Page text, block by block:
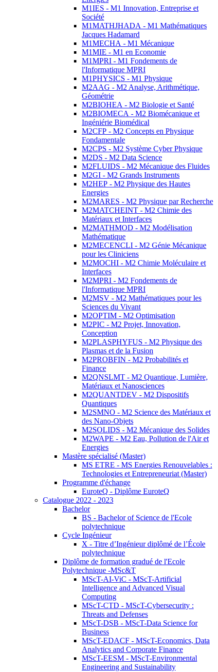
M1IES - M1 Innovation, Entreprise et
Société
M1MATHJHADA - M1 Mathématiques
Jacques Hadamard
M1MECHA - M1 Mécanique
M1MIE - M1 en Economie
M1MPRI - M1 Fondements de
l'Informatique MPRI
M1PHYSICS - M1 Physique
M2AAG - M2 Analyse, Arithmétique,
Géométrie
M2BIOHEA - M2 Biologie et Santé
M2BIOMECA - M2 Biomécanique et
Ingéniérie Biomédical
M2CFP - M2 Concepts en Physique
Fondamentale
M2CPS - M2 Système Cyber Physique
M2DS - M2 Data Science
M2FLUIDS - M2 Mécanique des Fluides
M2GI - M2 Grands Instruments
M2HEP - M2 Physique des Hautes
Energies
M2MARES - M2 Physique par Recherche
M2MATCHEINT - M2 Chimie des
Matériaux et Interfaces
M2MATHMOD - M2 Modélisation
Mathématique
M2MECENCLI - M2 Génie Mécanique
pour les Cliniciens
M2MOCHI - M2 Chimie Moléculaire et
Interfaces
M2MPRI - M2 Fondements de
l'Informatique MPRI
M2MSV - M2 Mathématiques pour les
Sciences du Vivant
M2OPTIM - M2 Optimisation
M2PIC - M2 Projet, Innovation,
Conception
M2PLASPHYFUS - M2 Physique des
Plasmas et de la Fusion
M2PROBFIN - M2 Probabilités et
Finance
M2QNSLMT - M2 Quantique, Lumière,
Matériaux et Nanosciences
M2QUANTDEV - M2 Dispositifs
Quantiques
M2SMNO - M2 Science des Matériaux et
des Nano-Objets
M2SOLIDS - M2 Mécanique des Solides
M2WAPE - M2 Eau, Pollution de l'Air et
Energies
Mastère spécialisé (Master)
MS ETRE - MS Energies Renouvelables :
Technologies et Entrepreneuriat (Master)
Programme d'échange
EuroteQ - Diplôme EuroteQ
Catalogue 2022 - 2023
Bachelor
BS - Bachelor of Science de l'Ecole
polytechnique
Cycle Ingénieur
X - Titre d’Ingénieur diplômé de l’École
polytechnique
Diplôme de formation gradué de l'Ecole
Polytechnique -MSc&T
MScT-AI-ViC - MScT-Artificial
Intelligence and Advanced Visual
Computing
MScT-CTD - MScT-Cybersecurity :
Threats and Defenses
MScT-DSB - MScT-Data Science for
Business
MScT-EDACF - MScT-Economics, Data
Analytics and Corporate Finance
MScT-EESM - MScT-Environmental
Engineering and Sustainability